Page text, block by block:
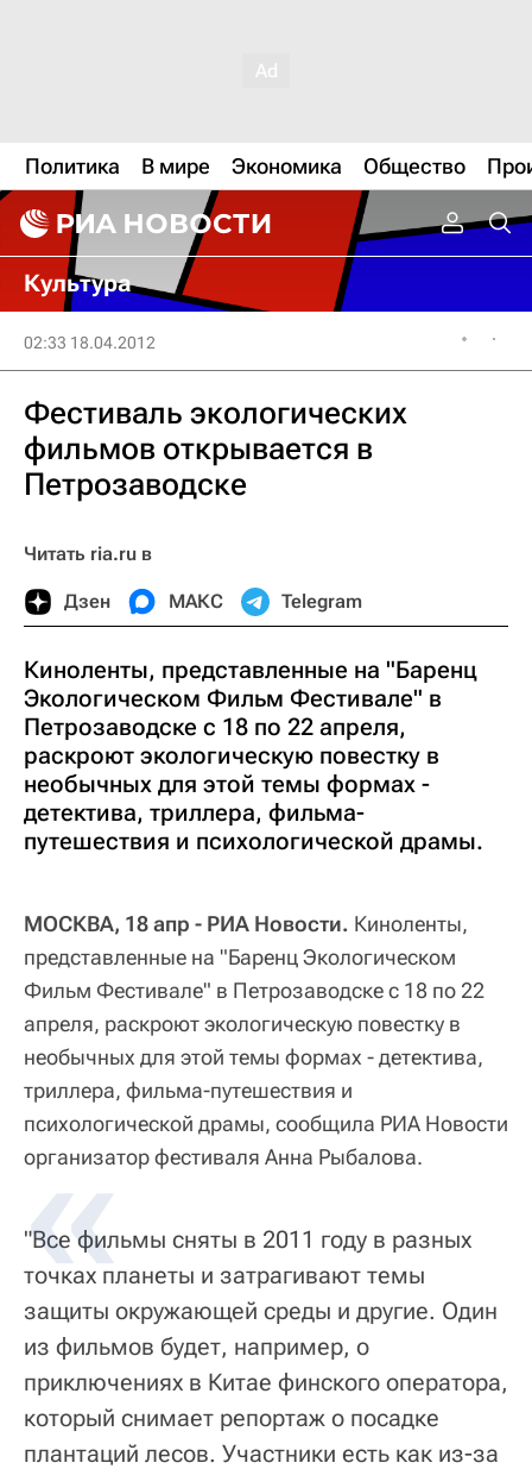
Политика В мире Экономика Общество
Культура
02:33 18.04.2012
Фестиваль экологических
фильмов открывается в
Петрозаводске
Читать ria.ru в
Дзен МАКС Telegram
Киноленты, представленные на "Баренц
Экологическом Фильм Фестивале" в
Петрозаводске с 18 по 22 апреля,
раскроют экологическую повестку в
необычных для этой темы формах -
детектива, триллера, фильма-
путешествия и психологической драмы.
МОСКВА, 18 апр - РИА Новости. Киноленты,
представленные на "Баренц Экологическом
Фильм Фестивале" в Петрозаводске с 18 по 22
апреля, раскроют экологическую повестку в
необычных для этой темы формах - детектива,
триллера, фильма-путешествия и
психологической драмы, сообщила РИА Новости
организатор фестиваля Анна Рыбалова.
"Все фильмы сняты в 2011 году в разных
точках планеты и затрагивают темы
защиты окружающей среды и другие. Один
из фильмов будет, например, о
приключениях в Китае финского оператора,
который снимает репортаж о посадке
плантаций лесов. Участники есть как из-за